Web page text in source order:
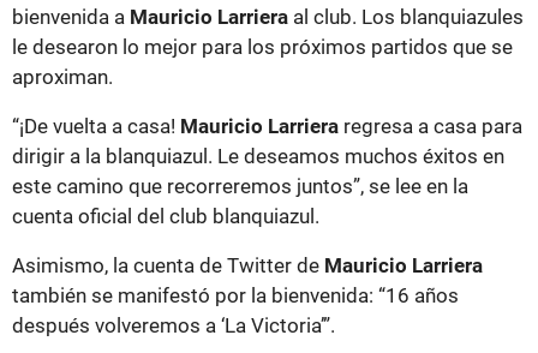
bienvenida a Mauricio Larriera al club. Los blanquiazules
le desearon lo mejor para los próximos partidos que se
aproximan.
“¡De vuelta a casa! Mauricio Larriera regresa a casa para
dirigir a la blanquiazul. Le deseamos muchos éxitos en
este camino que recorreremos juntos”, se lee en la
cuenta oficial del club blanquiazul.
Asimismo, la cuenta de Twitter de Mauricio Larriera
también se manifestó por la bienvenida: “16 años
después volveremos a ‘La Victoria’”.